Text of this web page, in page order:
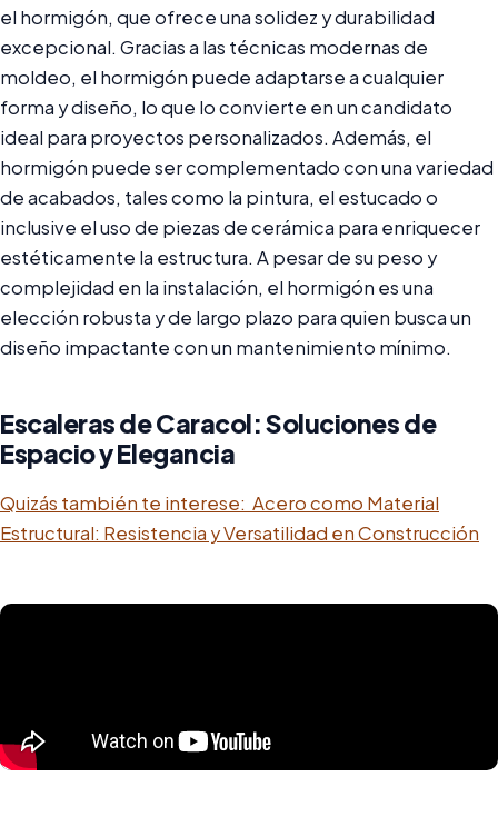
el hormigón, que ofrece una solidez y durabilidad
excepcional. Gracias a las técnicas modernas de
moldeo, el hormigón puede adaptarse a cualquier
forma y diseño, lo que lo convierte en un candidato
ideal para proyectos personalizados. Además, el
hormigón puede ser complementado con una variedad
de acabados, tales como la pintura, el estucado o
inclusive el uso de piezas de cerámica para enriquecer
estéticamente la estructura. A pesar de su peso y
complejidad en la instalación, el hormigón es una
elección robusta y de largo plazo para quien busca un
diseño impactante con un mantenimiento mínimo.
Escaleras de Caracol: Soluciones de
Espacio y Elegancia
Quizás también te interese: Acero como Material
Estructural: Resistencia y Versatilidad en Construcción